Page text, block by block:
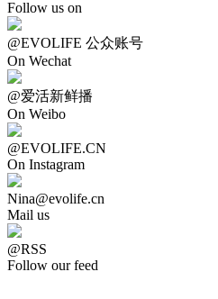
Follow us on
@EVOLIFE 公众账号
On Wechat
@爱活新鲜播
On Weibo
@EVOLIFE.CN
On Instagram
Nina@evolife.cn
Mail us
@RSS
Follow our feed